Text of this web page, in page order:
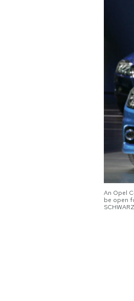
An Opel
be open